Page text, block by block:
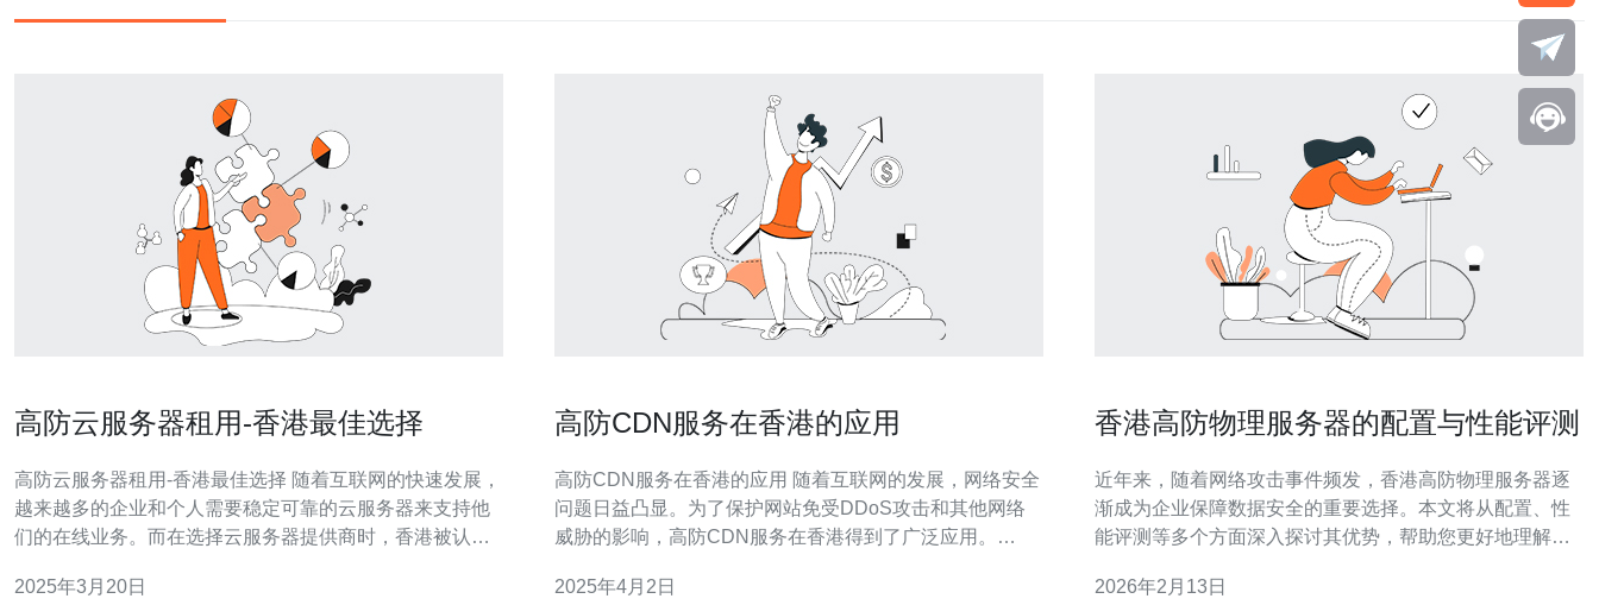
高防云服务器租用-香港最佳选择
高防云服务器租用-香港最佳选择 随着互联网的快速发展，
越来越多的企业和个人需要稳定可靠的云服务器来支持他
们的在线业务。而在选择云服务器提供商时，香港被认为
进的网络基础设施和稳定的电力供应，可以提供高速、稳
2025年3月20日
高防CDN服务在香港的应用
高防CDN服务在香港的应用 随着互联网的发展，网络安全
问题日益凸显。为了保护网站免受DDoS攻击和其他网络
威胁的影响，高防CDN服务在香港得到了广泛应用。
建立服务器节点，将静态资源缓存到离用户更近的地方，
2025年4月2日
香港高防物理服务器的配置与性能评测
近年来，随着网络攻击事件频发，香港高防物理服务器逐
渐成为企业保障数据安全的重要选择。本文将从配置、性
能评测等多个方面深入探讨其优势，帮助您更好地理解这
服务器如何保护您的业务至关重要。 香港高防物理服务器
2026年2月13日